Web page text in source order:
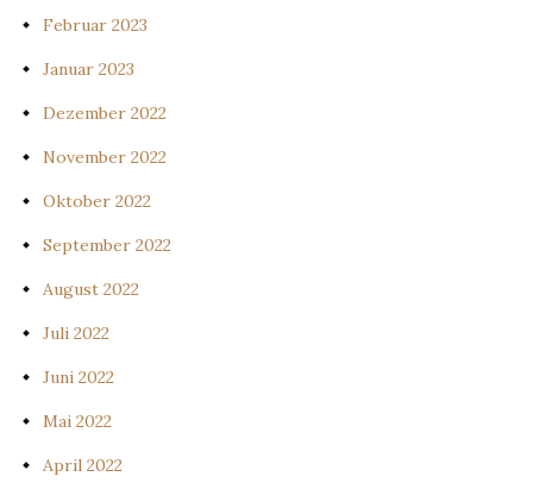
Februar 2023
Januar 2023
Dezember 2022
November 2022
Oktober 2022
September 2022
August 2022
Juli 2022
Juni 2022
Mai 2022
April 2022